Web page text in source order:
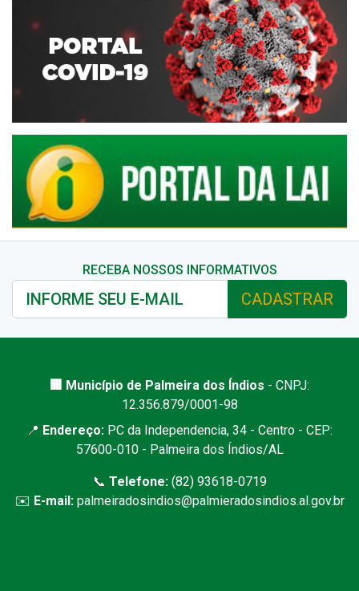
RECEBA NOSSOS INFORMATIVOS
CADASTRAR
🏢 Município de Palmeira dos Índios - CNPJ:
12.356.879/0001-98
📍 Endereço: PC da Independencia, 34 - Centro - CEP:
57600-010 - Palmeira dos Índios/AL
📞 Telefone:(82) 93618-0719
✉️ E-mail: palmeiradosindios@palmieradosindios.al.gov.br